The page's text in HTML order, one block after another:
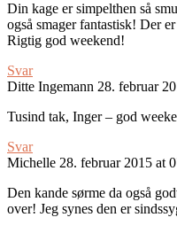
Din kage er simpelthen så
også smager fantastisk! Der
Rigtig god weekend!
Svar
Ditte Ingemann 28. februar
Tusind tak, Inger – god
Svar
Michelle 28. februar 2015 at
Den kande sørme da også
over! Jeg synes den er